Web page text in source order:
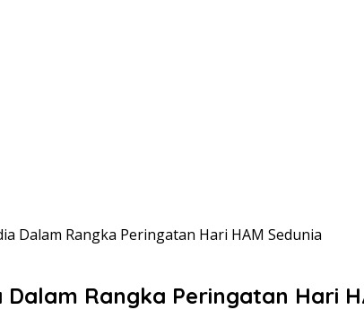
Dalam Rangka Peringatan Hari HAM Sedunia
Rangka Peringatan Hari